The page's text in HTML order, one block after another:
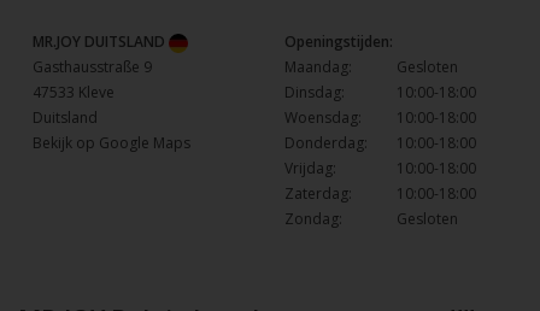
MR.JOY DUITSLAND
Gasthausstraße 9
47533 Kleve
Duitsland
Bekijk op Google Maps
Openingstijden:
Maandag:
Gesloten
Dinsdag:
10:00-18:00
Woensdag:
10:00-18:00
Donderdag:
10:00-18:00
Vrijdag:
10:00-18:00
Zaterdag:
10:00-18:00
Zondag:
Gesloten